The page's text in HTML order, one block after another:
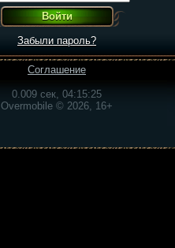
Забыли пароль?
Соглашение
0.009 сек, 04:15:25
Overmobile © 2026, 16+